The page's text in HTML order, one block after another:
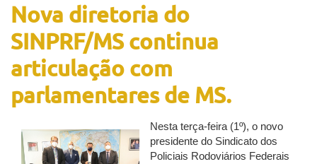
Nova diretoria do
SINPRF/MS continua
articulação com
parlamentares de MS.
Nesta terça-feira (1º), o novo
presidente do Sindicato dos
Policiais Rodoviários Federais